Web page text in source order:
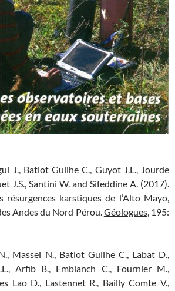
J., Batiot Guilhe C., Guyot J.L., Jourde
J.S., Santini W. and Sifeddine A. (2017).
résurgences karstiques de l’Alto Mayo,
Andes du Nord Pérou.Géologues, 195:
Massei N., Batiot Guilhe C., Labat D.,
Arfib B., Emblanch C., Fournier M.,
Lao D., Lastennet R., Bailly Comte V.,